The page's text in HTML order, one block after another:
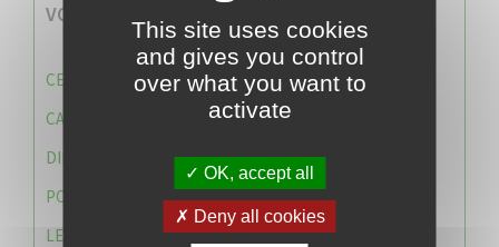
VOS SERVICES MUNICIPAUX
CENTRE COMMUNAL D’ACTION SOCIALE (C.C.A.S)
CAISSE DES ÉCOLES
DIRECTION DES SERVICES TECHNIQUES
POLICE MUNICIPALE
LE CABINET DU MAIRE
This site uses cookies
and gives you control
over what you want to
activate
OK, accept all
Deny all cookies